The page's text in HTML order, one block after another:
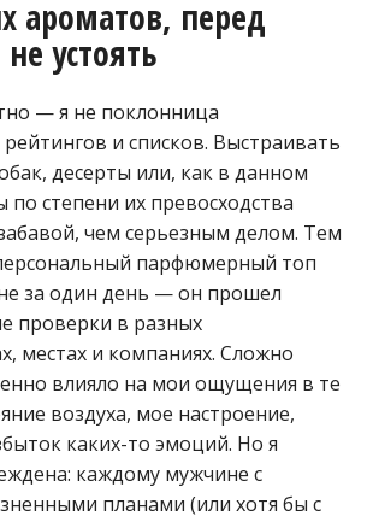
ароматов, перед
устоять
— я не поклонница
и списков. Выстраивать
десерты или, как в данном
по степени их превосходства
чем серьезным делом. Тем
парфюмерный топ
за один день — он прошел
проверки в разных
местах и компаниях. Сложно
влияло на мои ощущения в те
воздуха, мое настроение,
каких-то эмоций. Но я
каждому мужчине с
планами (или хотя бы с